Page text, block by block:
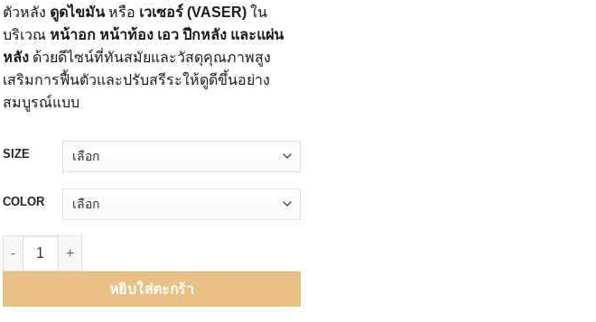
ตัวหลัง ดูดไขมันหรือ เวเซอร์ (VASER) ใน
บริเวณ หน้าอก หน้าท้อง เอว ปีกหลัง และแผ่น
หลัง ด้วยดีไซน์ที่ทันสมัยและวัสดุคุณภาพสูง
เสริมการฟื้นตัวและปรับสรีระให้ดูดีขึ้นอย่าง
สมบูรณ์แบบ
SIZE
COLOR
จำนวน เสื้อกระชับสัดส่วนผู้ชาย หลังดูดไขมันโดยเฉพาะ ซิปหน้า ชิ้น
หยิบใส่ตะกร้า